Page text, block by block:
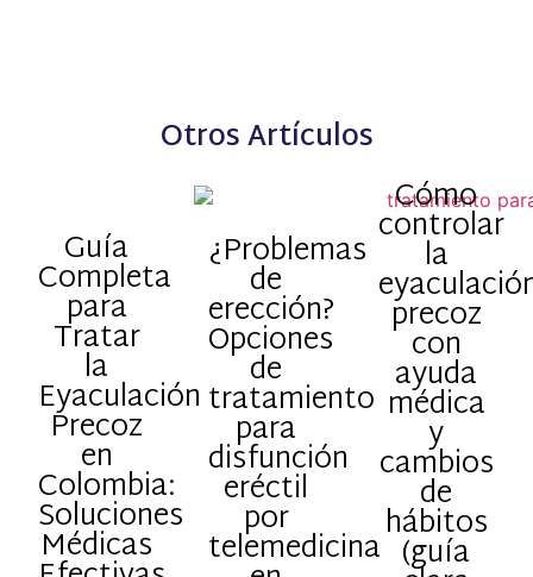
Otros Artículos
Guía
Completa
para
Tratar
la
Eyaculación
Precoz
en
Colombia:
Soluciones
Médicas
¿Problemas
de
erección?
Opciones
de
tratamiento
para
disfunción
eréctil
por
telemedicina
Cómo
controlar
la
precoz
con
ayuda
médica
y
cambios
de
hábitos
(guía